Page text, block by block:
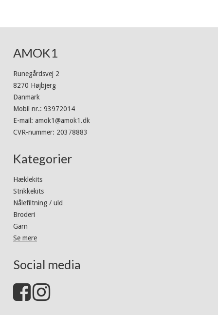
AMOK1
Runegårdsvej 2
8270 Højbjerg
Danmark
Mobil nr.: 93972014
E-mail : amok1@amok1.dk
CVR-nummer: 20378883
Kategorier
Hæklekits
Strikkekits
Nålefiltning / uld
Broderi
Garn
Se mere
Social media